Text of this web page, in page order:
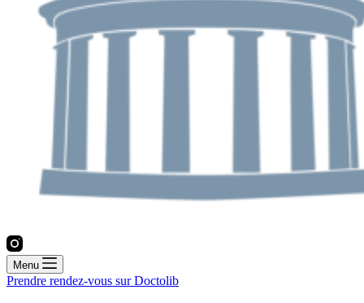
Menu
Prendre rendez-vous sur Doctolib